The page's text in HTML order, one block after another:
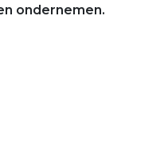
ondernemen.